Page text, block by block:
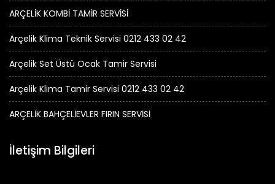
ARÇELİK KOMBİ TAMİR SERVİSİ
Arçelik Klima Teknik Servisi 0212 433 02 42
Arçelik Set Üstü Ocak Tamir Servisi
Arçelik Klima Tamir Servisi 0212 433 02 42
ARÇELİK BAHÇELİEVLER FIRIN SERVİSİ
İletişim Bilgileri